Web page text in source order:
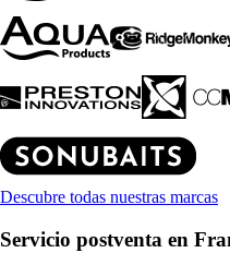
Descubre todas nuestras marcas
Servicio postventa en